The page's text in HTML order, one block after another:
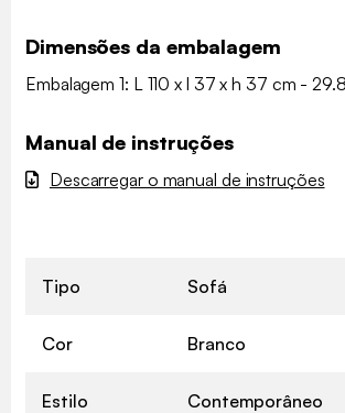
Dimensões da embalagem
Embalagem 1: L 110 x l 37 x h 37 cm -
Manual de instruções
Descarregar o manual de instruções
Tipo Sofá
Cor Branco
Estilo Contemporâneo